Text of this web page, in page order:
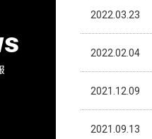
2022.03.23
2022.02.04
2021.12.09
2021.09.13